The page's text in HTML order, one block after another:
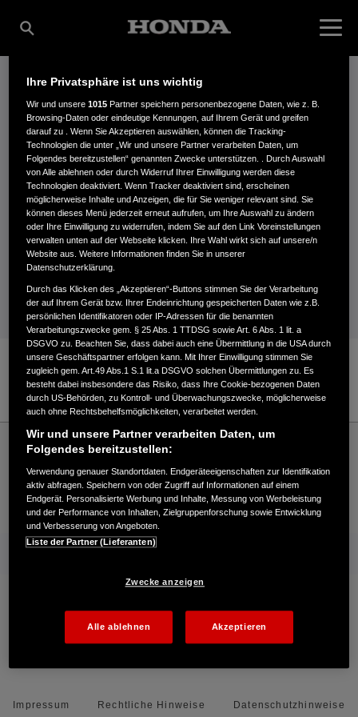
VIELEN DANK FÜR IHR
INTERESSE AM HONDA
NEWSLETTER.
Sie erhalten von uns in Kürze eine E-Mail zur Aktivierung
Ihrer Anmeldung.
Honda Industrie Honda erleben
Newsletter abonnieren
Newsletter abonnieren
Vielen Dank
Kontakt Händlersuche Kauf Online
Mehr von Honda
Impressum Rechtliche Hinweise Datenschutzhinweise
Ihre Privatsphäre ist uns wichtig
Wir und unsere1015 Partner speichern personenbezogene Daten, wie z. B.
Browsing-Daten oder eindeutige Kennungen, auf Ihrem Gerät und greifen
darauf zu . Wenn Sie Akzeptieren auswählen, können die Tracking-
Technologien die unter „Wir und unsere Partner verarbeiten Daten, um
Folgendes bereitzustellen“ genannten Zwecke unterstützen. . Durch Auswahl
von Alle ablehnen oder durch Widerruf Ihrer Einwilligung werden diese
Technologien deaktiviert. Wenn Tracker deaktiviert sind, erscheinen
möglicherweise Inhalte und Anzeigen, die für Sie weniger relevant sind. Sie
können dieses Menü jederzeit erneut aufrufen, um Ihre Auswahl zu ändern
oder Ihre Einwilligung zu widerrufen, indem Sie auf den Link Voreinstellungen
verwalten unten auf der Webseite klicken. Ihre Wahl wirkt sich auf unsere/n
Website aus. Weitere Informationen finden Sie in unserer
Datenschutzerklärung.
Durch das Klicken des „Akzeptieren“-Buttons stimmen Sie der Verarbeitung
der auf Ihrem Gerät bzw. Ihrer Endeinrichtung gespeicherten Daten wie z.B.
persönlichen Identifikatoren oder IP-Adressen für die benannten
Verarbeitungszwecke gem. § 25 Abs. 1 TTDSG sowie Art. 6 Abs. 1 lit. a
DSGVO zu. Beachten Sie, dass dabei auch eine Übermittlung in die USA durch
unsere Geschäftspartner erfolgen kann. Mit Ihrer Einwilligung stimmen Sie
zugleich gem. Art.49 Abs.1 S.1 lit.a DSGVO solchen Übermittlungen zu. Es
besteht dabei insbesondere das Risiko, dass Ihre Cookie-bezogenen Daten
durch US-Behörden, zu Kontroll- und Überwachungszwecke, möglicherweise
auch ohne Rechtsbehelfsmöglichkeiten, verarbeitet werden.
Wir und unsere Partner verarbeiten Daten, um
Folgendes bereitzustellen:
Verwendung genauer Standortdaten. Endgeräteeigenschaften zur Identifikation
aktiv abfragen. Speichern von oder Zugriff auf Informationen auf einem
Endgerät. Personalisierte Werbung und Inhalte, Messung von Werbeleistung
und der Performance von Inhalten, Zielgruppenforschung sowie Entwicklung
und Verbesserung von Angeboten.
Liste der Partner (Lieferanten)
Zwecke anzeigen
Alle ablehnen Akzeptieren